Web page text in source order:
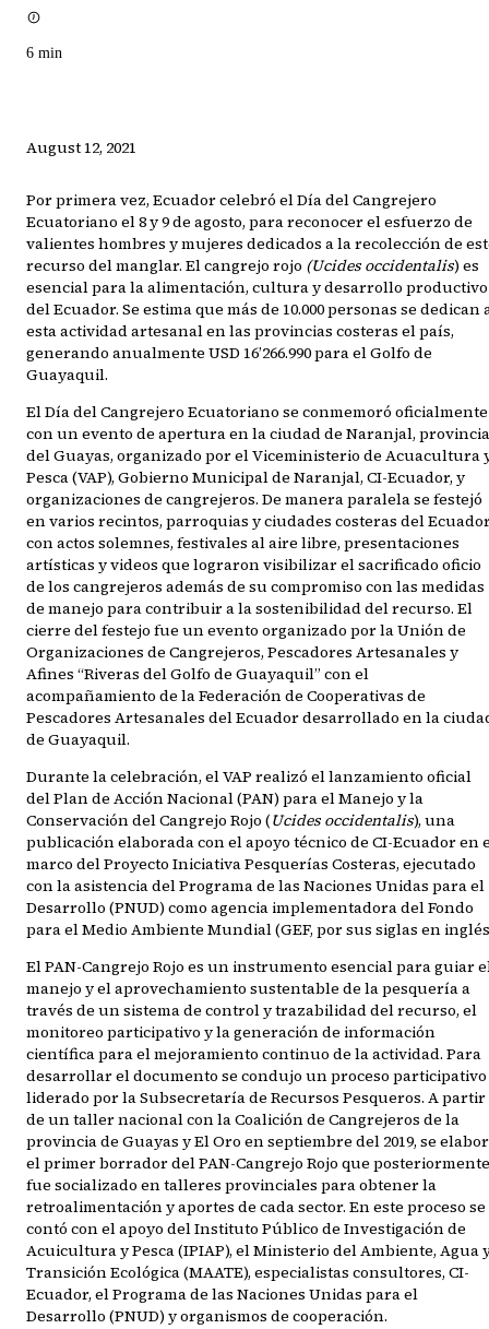
6 min
August 12, 2021
Por primera vez, Ecuador celebró el Día del Cangrejero
Ecuatoriano el 8 y 9 de agosto, para reconocer el esfuerzo de
valientes hombres y mujeres dedicados a la recolección de
recurso del manglar. El cangrejo rojo (Ucides occidentalis) es
esencial para la alimentación, cultura y desarrollo productivo
del Ecuador. Se estima que más de 10.000 personas se dedican
esta actividad artesanal en las provincias costeras el país,
generando anualmente USD 16’266.990 para el Golfo de
Guayaquil.
El Día del Cangrejero Ecuatoriano se conmemoró oficialmente
con un evento de apertura en la ciudad de Naranjal, provincia
del Guayas, organizado por el Viceministerio de Acuacultura
Pesca (VAP), Gobierno Municipal de Naranjal, CI-Ecuador, y
organizaciones de cangrejeros. De manera paralela se festejó
en varios recintos, parroquias y ciudades costeras del
con actos solemnes, festivales al aire libre, presentaciones
artísticas y videos que lograron visibilizar el sacrificado oficio
de los cangrejeros además de su compromiso con las medidas
de manejo para contribuir a la sostenibilidad del recurso. El
cierre del festejo fue un evento organizado por la Unión de
Organizaciones de Cangrejeros, Pescadores Artesanales y
Afines “Riveras del Golfo de Guayaquil” con el
acompañamiento de la Federación de Cooperativas de
Pescadores Artesanales del Ecuador desarrollado en la
de Guayaquil.
Durante la celebración, el VAP realizó el lanzamiento oficial
del Plan de Acción Nacional (PAN) para el Manejo y la
Conservación del Cangrejo Rojo (Ucides occidentalis), una
publicación elaborada con el apoyo técnico de CI-Ecuador en
marco del Proyecto Iniciativa Pesquerías Costeras, ejecutado
con la asistencia del Programa de las Naciones Unidas para el
Desarrollo (PNUD) como agencia implementadora del Fondo
para el Medio Ambiente Mundial (GEF, por sus siglas en
El PAN-Cangrejo Rojo es un instrumento esencial para guiar
manejo y el aprovechamiento sustentable de la pesquería a
través de un sistema de control y trazabilidad del recurso, el
monitoreo participativo y la generación de información
científica para el mejoramiento continuo de la actividad. Para
desarrollar el documento se condujo un proceso participativo
liderado por la Subsecretaría de Recursos Pesqueros. A partir
de un taller nacional con la Coalición de Cangrejeros de la
provincia de Guayas y El Oro en septiembre del 2019, se
el primer borrador del PAN-Cangrejo Rojo que posteriormente
fue socializado en talleres provinciales para obtener la
retroalimentación y aportes de cada sector. En este proceso se
contó con el apoyo del Instituto Público de Investigación de
Acuicultura y Pesca (IPIAP), el Ministerio del Ambiente, Agua
Transición Ecológica (MAATE), especialistas consultores, CI-
Ecuador, el Programa de las Naciones Unidas para el
Desarrollo (PNUD) y organismos de cooperación.